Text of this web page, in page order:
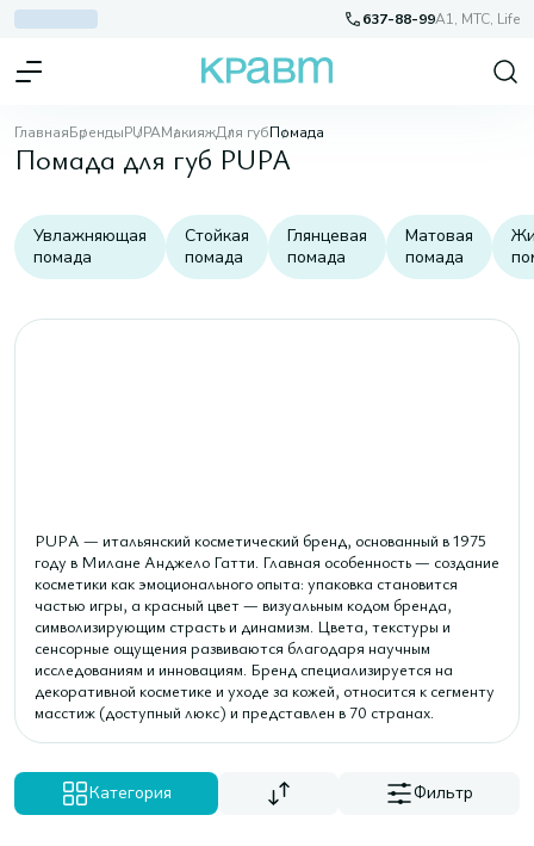
637-88-99A1, МТС, Life
ГлавнаяБрендыPUPAМакияжДля губПомада
Помада для губ PUPA
Увлажняющая
помада
Стойкая
помада
Глянцевая
помада
Матовая
помада
PUPA — итальянский косметический бренд, основанный в 1975
году в Милане Анджело Гатти. Главная особенность — создание
косметики как эмоционального опыта: упаковка становится
частью игры, а красный цвет — визуальным кодом бренда,
символизирующим страсть и динамизм. Цвета, текстуры и
сенсорные ощущения развиваются благодаря научным
исследованиям и инновациям. Бренд специализируется на
декоративной косметике и уходе за кожей, относится к сегменту
масстиж (доступный люкс) и представлен в 70 странах.
Категория Фильтр